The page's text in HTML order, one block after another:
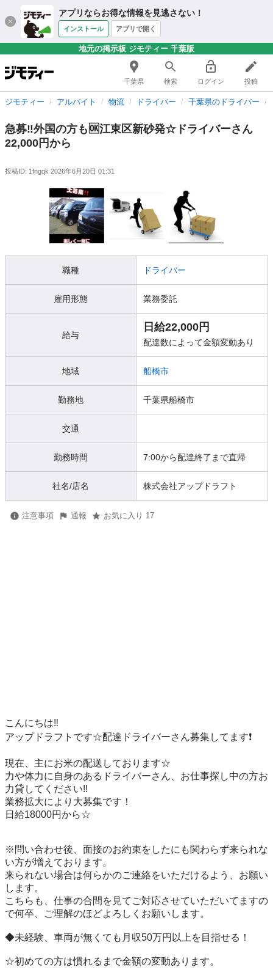
アプリならお得な情報を見逃さない！
インストール アプリで開く
地元の掲示板 ジモティー 千葉版
千葉県 検索 ログイン 投稿
ジモティー アルバイト 物流 ドライバー 千葉県のドライバー
急募‼️外国の方も🆗江東区新砂発☆ドライバーさん
22,000円から
投稿ID: 1fngqk 2026年6月20日 01:31
職種 ドライバー
雇用形態 業務委託
給与
日給22,000円
配達数によって金額変動あり
地域 船橋市
勤務地 千葉県船橋市
交通
勤務時間 7:00から配達終了まで直帰
社名/店名 株式会社アップドラフト
注意事項 通報 お気に入り 17
こんにちは‼️
アップドラフトです☆配達ドライバーさん募集してます❗️
現在、主にお米の配送しております☆
力や体力に自身のあるドライバーさん、お仕事探し中の方お
力貸してください‼️
業務拡大により大募集です！
日給18000円から☆
※問い合わせ後、面接のお約束をしたにも関わらず来られな
い方が増えております。
来られない場合は何らかのご連絡をいただけるよう、お願い
します。
こちらも、仕事の合間を見てご対応させていただいてますの
で何卒、ご理解のほどよろしくお願いします。
◆未経験、車両が無くても月収50万円以上を目指せる！
☆初めての方は慣れるまで金額の変動あります。